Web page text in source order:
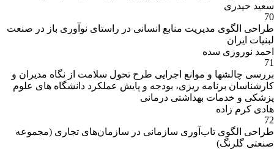
سعید حیدری
70
طراحی الگوی مدیریت منابع انسانی در راستای نوآوری باز در صنعت
لبنیات ایران
احمد نوروزی سده
71
بررسی چالشها و موانع اجرایی طرح تحول سلامت از نگاه مدیران و
کارشناسان برنامه ریزی، بودجه و پایش عملکرد دانشگاه های علوم
پزشکی و خدمات بهداشتی درمانی
هادی کرم زاده
72
طراحی الگوی تاب‌آوری سازمانی در سازمان‌های تجاری (مجموعه
صنعتی گلرنگ)